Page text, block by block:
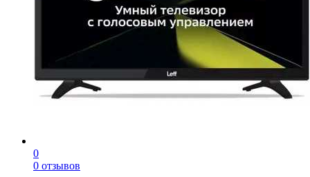
0
0 отзывов